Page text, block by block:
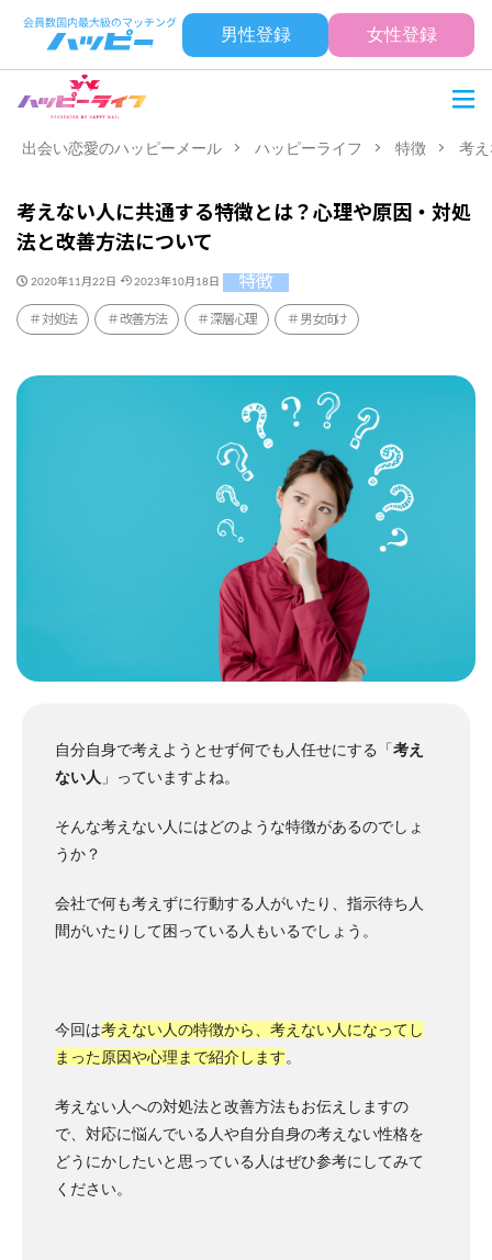
男性登録 女性登録
出会い恋愛のハッピーメール ハッピーライフ 特徴 考
考えない人に共通する特徴とは？心理や原因・対処
法と改善方法について
2020年11月22日 2023年10月18日 特徴
対処法 改善方法 深層心理 男女向け
自分自身で考えようとせず何でも人任せにする「考え
ない人 」っていますよね。
そんな考えない人にはどのような特徴があるのでしょ
うか？
会社で何も考えずに行動する人がいたり、指示待ち人
間がいたりして困っている人もいるでしょう。
今回は考えない人の特徴から、考えない人になってし
まった原因や心理まで紹介します。
考えない人への対処法と改善方法もお伝えしますの
で、対応に悩んでいる人や自分自身の考えない性格を
どうにかしたいと思っている人はぜひ参考にしてみて
ください。